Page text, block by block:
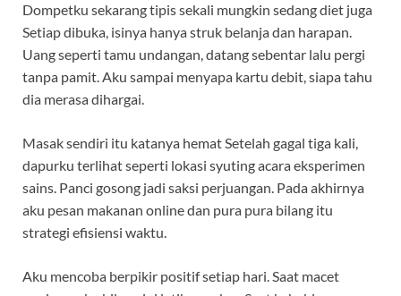
Dompetku sekarang tipis sekali mungkin sedang diet juga
Setiap dibuka, isinya hanya struk belanja dan harapan.
Uang seperti tamu undangan, datang sebentar lalu pergi
tanpa pamit. Aku sampai menyapa kartu debit, siapa tahu
dia merasa dihargai.
Masak sendiri itu katanya hemat Setelah gagal tiga kali,
dapurku terlihat seperti lokasi syuting acara eksperimen
sains. Panci gosong jadi saksi perjuangan. Pada akhirnya
aku pesan makanan online dan pura pura bilang itu
strategi efisiensi waktu.
Aku mencoba berpikir positif setiap hari. Saat macet